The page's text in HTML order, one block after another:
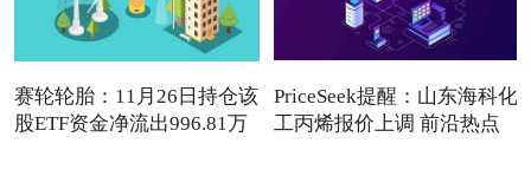
赛轮轮胎：11月26日持仓该
股ETF资金净流出996.81万
PriceSeek提醒：山东海科化
工丙烯报价上调 前沿热点